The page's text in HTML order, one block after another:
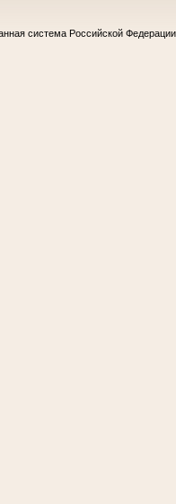
система Российской